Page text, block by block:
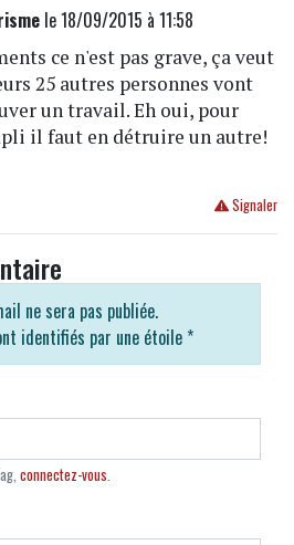
le 18/09/2015 à 11:58
ce n'est pas grave, ça veut
25 autres personnes vont
un travail. Eh oui, pour
il faut en détruire un autre!
Signaler
ne sera pas publiée.
identifiés par une étoile *
connectez-vous.